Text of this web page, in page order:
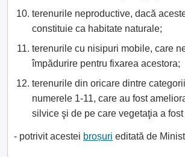
terenurile neproductive, dacă
constituie ca habitate naturale;
terenurile cu nisipuri mobile, care
împădurire pentru fixarea acestora;
terenurile din oricare dintre
numerele 1-11, care au fost
silvice şi de pe care vegetaţia a
- potrivit acestei broșuri editată de